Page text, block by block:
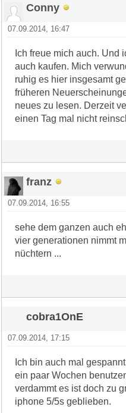
Conny
07.09.2014, 16:47
Ich freue mich auch. Und
auch kaufen. Mich
ruhig es hier insgesamt
früheren
neues zu lesen. Derzeit
einen Tag mal nicht
franz
07.09.2014, 16:55
sehe dem ganzen auch
vier generationen nimmt
nüchtern ...
cobra1OnE
07.09.2014, 17:15
Ich bin auch mal
ein paar Wochen
verdammt es ist doch zu
iphone 5/5s geblieben.